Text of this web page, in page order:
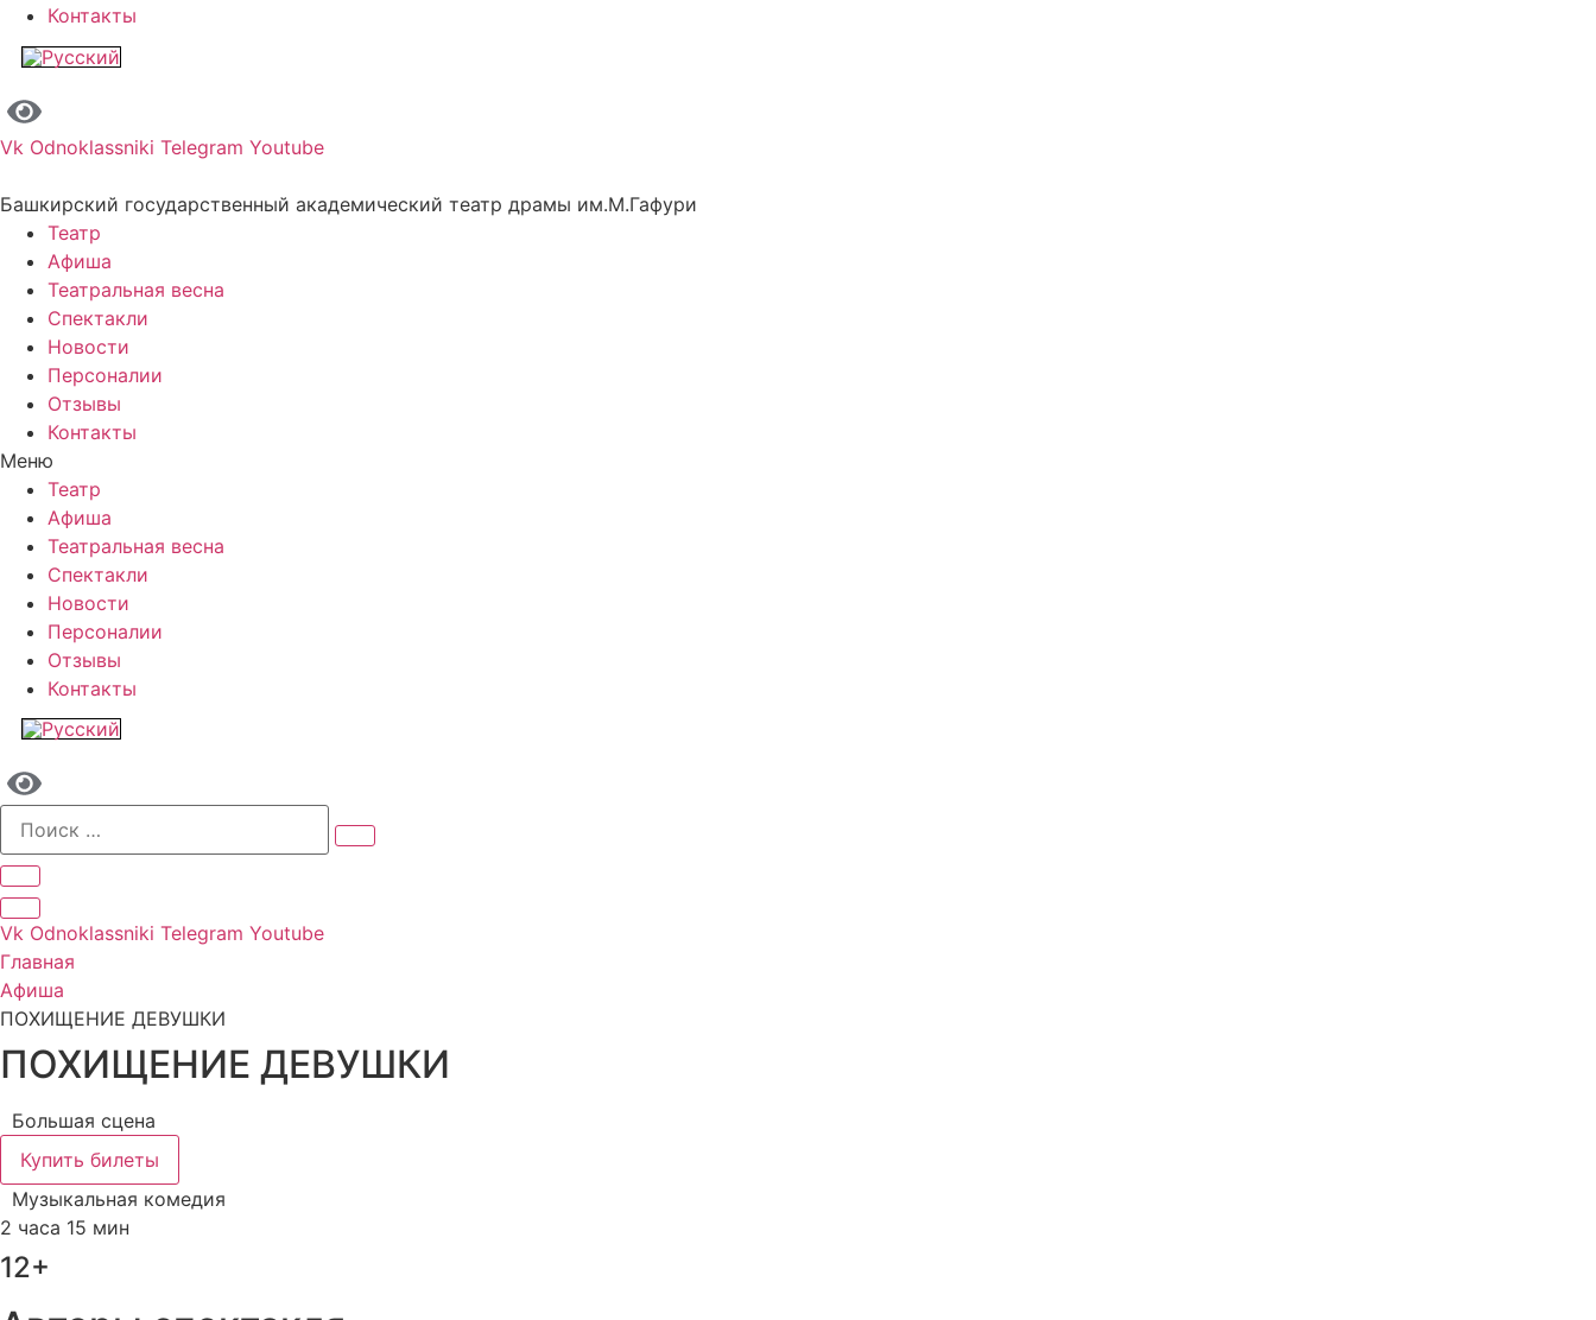
Контакты
Vk Odnoklassniki Telegram Youtube
Башкирский государственный академический театр драмы им.М.Гафури
Театр
Афиша
Театральная весна
Спектакли
Новости
Персоналии
Отзывы
Контакты
Меню
Театр
Афиша
Театральная весна
Спектакли
Новости
Персоналии
Отзывы
Контакты
Vk Odnoklassniki Telegram Youtube
Главная
Афиша
ПОХИЩЕНИЕ ДЕВУШКИ
ПОХИЩЕНИЕ ДЕВУШКИ
Большая сцена
Купить билеты
Музыкальная комедия
2 часа 15 мин
12+